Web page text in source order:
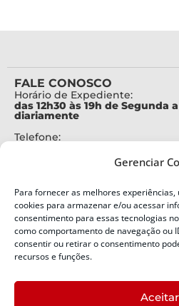
Gerenciar
Para fornecer as melhores
cookies para armazenar e/ou acessar
consentimento para essas tecnologias
como comportamento de navegação ou
consentir ou retirar o consentimento
recursos e funções.
Aceitar
FALE CONOSCO
Horário de Expediente:
das 12h30 às 19h de Segunda
diariamente
Telefone:
Alertas Defesa Civil:
SMS 40199
ENDEREÇO
Defesa Civil do Estado de Santa
Bairro:
Capoeiras, Florianópolis, SC